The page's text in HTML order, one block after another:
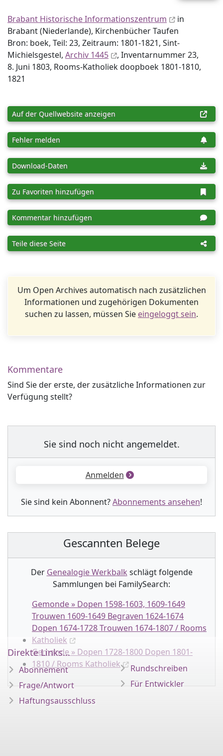
Brabant Historische Informationszentrum
in
Brabant (Niederlande), Kirchenbücher Taufen
Bron: boek, Teil: 23, Zeitraum: 1801-1821, Sint-
Michielsgestel, Archiv 1445
, Inventar­nummer 23,
8. Juni 1803, Rooms-Katholiek doopboek 1801-1810,
1821
Auf der Quellwebsite anzeigen
Fehler melden
Download-Daten
Zu Favoriten hinzufügen
Kommentar hinzufügen
Teile diese Seite
Um Open Archives automatisch nach zusätzlichen
Informationen und zugehörigen Dokumenten
suchen zu lassen, müssen Sie eingeloggt sein.
Kommentare
Sind Sie der erste, der zusätzliche Informationen zur
Verfügung stellt?
Sie sind noch nicht angemeldet.
Anmelden
Sie sind kein Abonnent?Abonnements ansehen!
Gescannten Belege
Der Genealogie Werkbalk schlägt folgende
Sammlungen bei FamilySearch:
Gemonde » Dopen 1598-1603, 1609-1649
Trouwen 1609-1649 Begraven 1624-1674
Dopen 1674-1728 Trouwen 1674-1807 / Rooms
Katholiek
Gemonde » Dopen 1728-1800 Dopen 1801-
1810 / Rooms Katholiek
Direkte Links...
Abonnement
Frage/Antwort
Haftungsausschluss
Rundschreiben
Für Entwickler